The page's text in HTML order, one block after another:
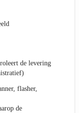
de levering
flasher,
de